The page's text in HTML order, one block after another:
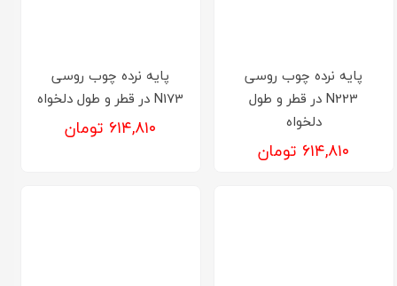
پایه نرده چوب روسی
N223 در قطر و طول
دلخواه
۶۱۴,۸۱۰ تومان
پایه نرده چوب روسی
N173 در قطر و طول دلخواه
۶۱۴,۸۱۰ تومان